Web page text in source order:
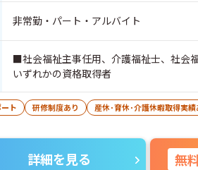
非常勤・パート・アルバイト
■社会福祉主事任用、介護福祉士、社会
いずれかの資格取得者
ト 研修制度あり 産休･育休･介護休暇取得実績
詳細を見る 無